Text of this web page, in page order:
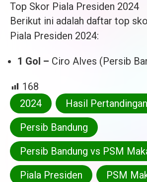
Top Skor Piala Presiden 2024
Berikut ini adalah daftar top
Piala Presiden 2024:
1 Gol – Ciro Alves (Persib
168
2024
Hasil Pertandingan
Persib Bandung
Persib Bandung vs PSM
Piala Presiden
PSM